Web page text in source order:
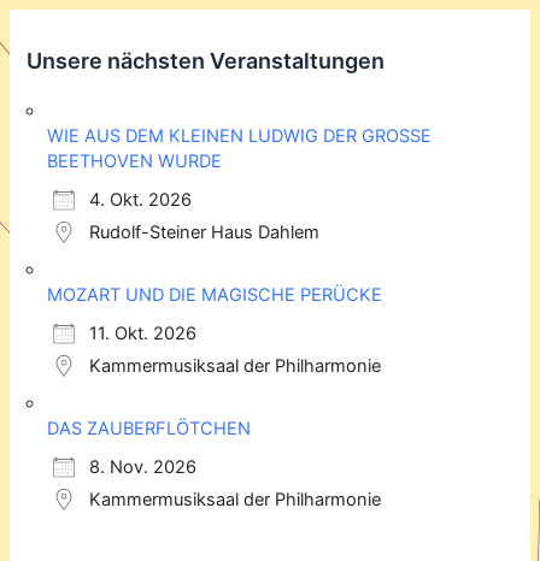
Unsere nächsten Veranstaltungen
WIE AUS DEM KLEINEN LUDWIG DER GROSSE
BEETHOVEN WURDE
4. Okt. 2026
Rudolf-Steiner Haus Dahlem
MOZART UND DIE MAGISCHE PERÜCKE
11. Okt. 2026
Kammermusiksaal der Philharmonie
DAS ZAUBERFLÖTCHEN
8. Nov. 2026
Kammermusiksaal der Philharmonie